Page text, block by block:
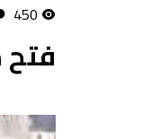
450
فتح